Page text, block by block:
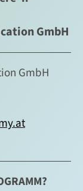
GmbH
GmbH